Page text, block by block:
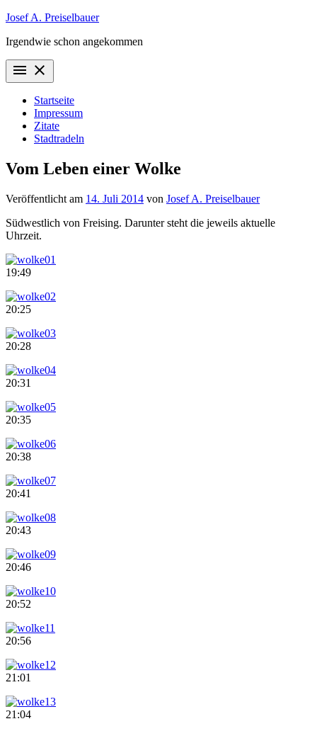
Zum
springen
Josef A. Preiselbauer
Irgendwie schon angekommen
menu close
Startseite
Impressum
Zitate
Stadtradeln
Vom Leben einer Wolke
Veröffentlicht am 14. Juli 2014 von Josef A. Preiselbauer
Südwestlich von Freising. Darunter steht die jeweils aktuelle
Uhrzeit.
19:49
20:25
20:28
20:31
20:35
20:38
20:41
20:43
20:46
20:52
20:56
21:01
21:04